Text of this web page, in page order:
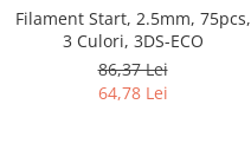
Filament Start, 2.5mm, 75pcs,
3 Culori, 3DS-ECO
86,37 Lei
64,78 Lei